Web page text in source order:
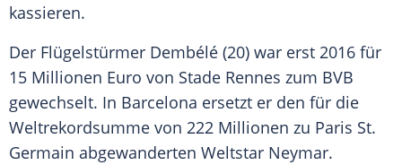
kassieren.
Der Flügelstürmer Dembélé (20) war erst 2016 für
15 Millionen Euro von Stade Rennes zum BVB
gewechselt. In Barcelona ersetzt er den für die
Weltrekordsumme von 222 Millionen zu Paris St.
Germain abgewanderten Weltstar Neymar.